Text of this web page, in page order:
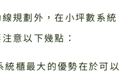
規劃外，在小坪數系統
意以下幾點：
統櫃最大的優勢在於可以